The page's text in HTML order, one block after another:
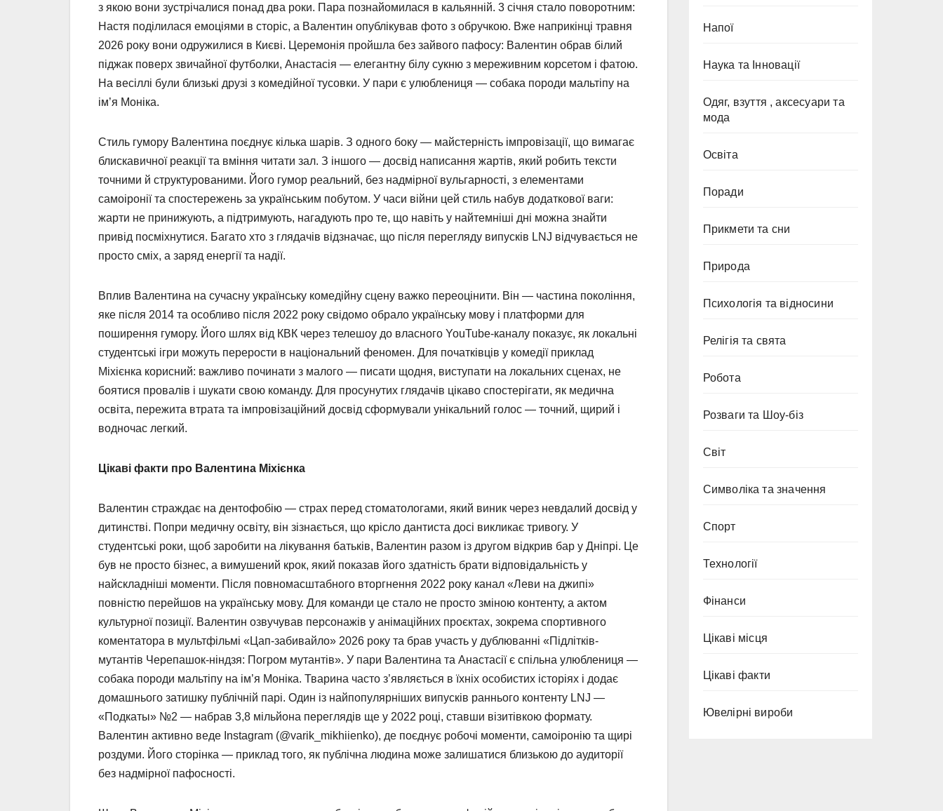
з якою вони зустрічалися понад два роки. Пара познайомилася в кальянній. 3 січня стало поворотним:
Настя поділилася емоціями в сторіс, а Валентин опублікував фото з обручкою. Вже наприкінці травня
2026 року вони одружилися в Києві. Церемонія пройшла без зайвого пафосу: Валентин обрав білий
піджак поверх звичайної футболки, Анастасія — елегантну білу сукню з мереживним корсетом і фатою.
На весіллі були близькі друзі з комедійної тусовки. У пари є улюблениця — собака породи мальтіпу на
ім’я Моніка.
Стиль гумору Валентина поєднує кілька шарів. З одного боку — майстерність імпровізації, що вимагає
блискавичної реакції та вміння читати зал. З іншого — досвід написання жартів, який робить тексти
точними й структурованими. Його гумор реальний, без надмірної вульгарності, з елементами
самоіронії та спостережень за українським побутом. У часи війни цей стиль набув додаткової ваги:
жарти не принижують, а підтримують, нагадують про те, що навіть у найтемніші дні можна знайти
привід посміхнутися. Багато хто з глядачів відзначає, що після перегляду випусків LNJ відчувається не
просто сміх, а заряд енергії та надії.
Вплив Валентина на сучасну українську комедійну сцену важко переоцінити. Він — частина покоління,
яке після 2014 та особливо після 2022 року свідомо обрало українську мову і платформи для
поширення гумору. Його шлях від КВК через телешоу до власного YouTube-каналу показує, як локальні
студентські ігри можуть перерости в національний феномен. Для початківців у комедії приклад
Міхієнка корисний: важливо починати з малого — писати щодня, виступати на локальних сценах, не
боятися провалів і шукати свою команду. Для просунутих глядачів цікаво спостерігати, як медична
освіта, пережита втрата та імпровізаційний досвід сформували унікальний голос — точний, щирий і
водночас легкий.
Цікаві факти про Валентина Міхієнка
Валентин страждає на дентофобію — страх перед стоматологами, який виник через невдалий досвід у
дитинстві. Попри медичну освіту, він зізнається, що крісло дантиста досі викликає тривогу. У
студентські роки, щоб заробити на лікування батьків, Валентин разом із другом відкрив бар у Дніпрі. Це
був не просто бізнес, а вимушений крок, який показав його здатність брати відповідальність у
найскладніші моменти. Після повномасштабного вторгнення 2022 року канал «Леви на джипі»
повністю перейшов на українську мову. Для команди це стало не просто зміною контенту, а актом
культурної позиції. Валентин озвучував персонажів у анімаційних проєктах, зокрема спортивного
коментатора в мультфільмі «Цап-забивайло» 2026 року та брав участь у дублюванні «Підлітків-
мутантів Черепашок-ніндзя: Погром мутантів». У пари Валентина та Анастасії є спільна улюблениця —
собака породи мальтіпу на ім’я Моніка. Тварина часто з’являється в їхніх особистих історіях і додає
домашнього затишку публічній парі. Один із найпопулярніших випусків раннього контенту LNJ —
«Подкаты» №2 — набрав 3,8 мільйона переглядів ще у 2022 році, ставши візитівкою формату.
Валентин активно веде Instagram (@varik_mikhiienko), де поєднує робочі моменти, самоіронію та щирі
роздуми. Його сторінка — приклад того, як публічна людина може залишатися близькою до аудиторії
без надмірної пафосності.
Напої
Наука та Інновації
Одяг, взуття , аксесуари та
мода
Освіта
Поради
Прикмети та сни
Природа
Психологія та відносини
Релігія та свята
Робота
Розваги та Шоу-біз
Світ
Символіка та значення
Спорт
Технології
Фінанси
Цікаві місця
Цікаві факти
Ювелірні вироби